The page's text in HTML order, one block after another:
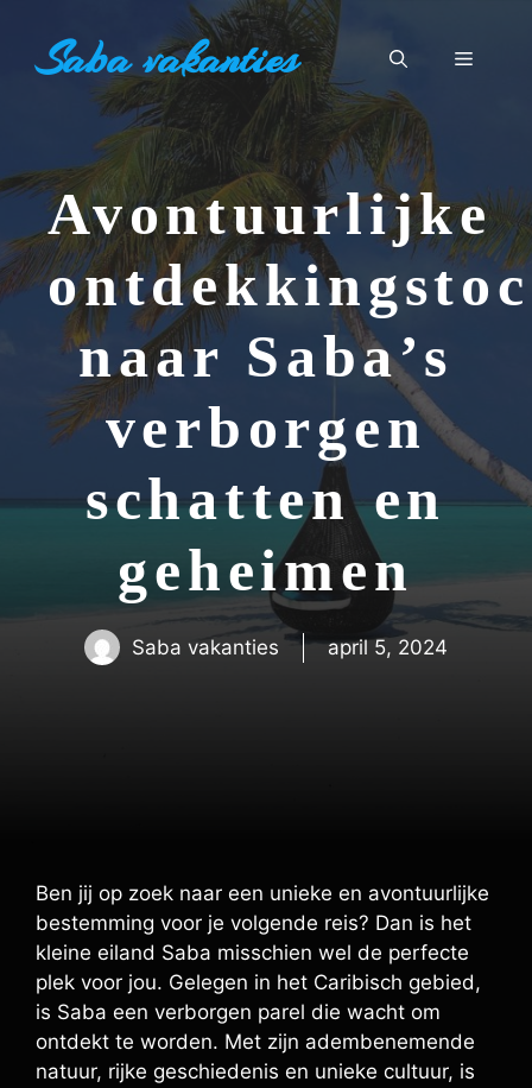
Saba vakanties Menu
Avontuurlijke
naar Saba’s
verborgen
schatten en
geheimen
Saba vakanties april 5, 2024
Ben jij op zoek naar een unieke en avontuurlijke
bestemming voor je volgende reis? Dan is het
kleine eiland Saba misschien wel de perfecte
plek voor jou. Gelegen in het Caribisch gebied,
is Saba een verborgen parel die wacht om
ontdekt te worden. Met zijn adembenemende
natuur, rijke geschiedenis en unieke cultuur, is